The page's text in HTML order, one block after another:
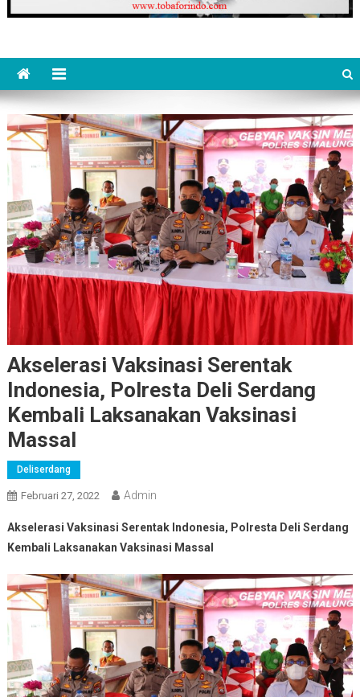
Akselerasi Vaksinasi Serentak
Indonesia, Polresta Deli Serdang
Kembali Laksanakan Vaksinasi
Massal
Deliserdang
Februari 27, 2022 Admin
Akselerasi Vaksinasi Serentak Indonesia, Polresta Deli Serdang
Kembali Laksanakan Vaksinasi Massal